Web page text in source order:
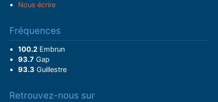
Nous écrire
Fréquences
100.2Embrun
93.7 Gap
93.3 Guillestre
Retrouvez-nous sur